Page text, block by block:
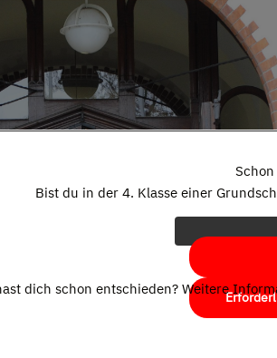
eigentlichen
Bitte
Bist du in der 4. Klasse einer
dich schon entschieden? Weitere